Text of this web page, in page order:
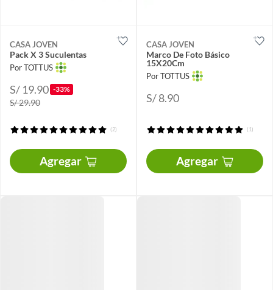
CASA JOVEN
Pack X 3 Suculentas
Por TOTTUS
S/ 19.90 -33%
S/ 29.90
(2)
Agregar
CASA JOVEN
Marco De Foto Básico
15X20Cm
Por TOTTUS
S/ 8.90
(1)
Agregar